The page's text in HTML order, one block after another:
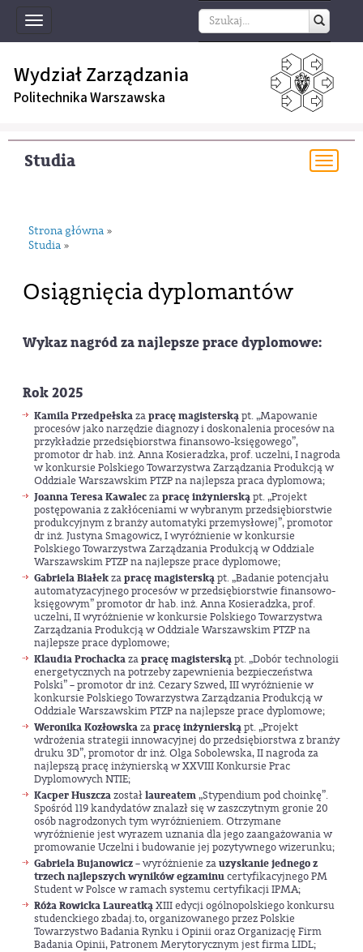
Toggle
navigation
Wydział Zarządzania
Politechnika Warszawska
Studia
Strona główna »
Studia »
Osiągnięcia dyplomantów
Wykaz nagród za najlepsze prace dyplomowe:
Rok 2025
Kamila Przedpełskazapracę magisterskąpt. „Mapowanie
procesów jako narzędzie diagnozy i doskonalenia procesów na
przykładzie przedsiębiorstwa finansowo-księgowego”,
promotor dr hab. inż. Anna Kosieradzka, prof. uczelni, I nagroda
w konkursie Polskiego Towarzystwa Zarządzania Produkcją w
Oddziale Warszawskim PTZP na najlepsza praca dyplomowa;
Joanna Teresa Kawaleczapracę inżynierskąpt. „Projekt
postępowania z zakłóceniami w wybranym przedsiębiorstwie
produkcyjnym z branży automatyki przemysłowej”, promotor
dr inż. Justyna Smagowicz, I wyróżnienie w konkursie
Polskiego Towarzystwa Zarządzania Produkcją w Oddziale
Warszawskim PTZP na najlepsze prace dyplomowe;
Gabriela Białekzapracę magisterskąpt. „Badanie potencjału
automatyzacyjnego procesów w przedsiębiorstwie finansowo-
księgowym” promotor dr hab. inż. Anna Kosieradzka, prof.
uczelni, II wyróżnienie w konkursie Polskiego Towarzystwa
Zarządzania Produkcją w Oddziale Warszawskim PTZP na
najlepsze prace dyplomowe;
Klaudia Prochackazapracę magisterskąpt. „Dobór technologii
energetycznych na potrzeby zapewnienia bezpieczeństwa
Polski” – promotor dr inż. Cezary Szwed, III wyróżnienie w
konkursie Polskiego Towarzystwa Zarządzania Produkcją w
Oddziale Warszawskim PTZP na najlepsze prace dyplomowe;
Weronika Kozłowskazapracę inżynierskąpt. „Projekt
wdrożenia strategii innowacyjnej do przedsiębiorstwa z branży
druku 3D”, promotor dr inż. Olga Sobolewska, II nagroda za
najlepszą pracę inżynierską w XXVIII Konkursie Prac
Dyplomowych NTIE;
Kacper Huszczazostałlaureatem„Stypendium pod choinkę”.
Spośród 119 kandydatów znalazł się w zaszczytnym gronie 20
osób nagrodzonych tym wyróżnieniem. Otrzymane
wyróżnienie jest wyrazem uznania dla jego zaangażowania w
promowanie Uczelni i budowanie jej pozytywnego wizerunku;
Gabriela Bujanowicz– wyróżnienie zauzyskanie jednego z
trzech najlepszych wyników egzaminucertyfikacyjnego PM
Student w Polsce w ramach systemu certyfikacji IPMA;
Róża RowickaLaureatkąXIII edycji ogólnopolskiego konkursu
studenckiego zbadaj.to, organizowanego przez Polskie
Towarzystwo Badania Rynku i Opinii oraz Organizację Firm
Badania Opinii, Patronem Merytorycznym jest firma LIDL;